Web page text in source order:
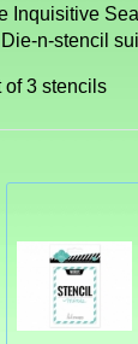
Inquisitive
n-stencil
of 3 stencils